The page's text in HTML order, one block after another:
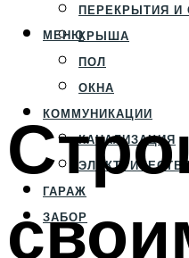
ПЕРЕКРЫТИЯ И
КРЫША
ПОЛ
ОКНА
КОММУНИКАЦИИ
КАНАЛИЗАЦИЯ
ГАРАЖ
ЗАБОР
МЕНЮ